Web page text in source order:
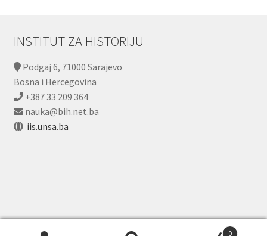
INSTITUT ZA HISTORIJU
Podgaj 6, 71000 Sarajevo
Bosna i Hercegovina
+387 33 209 364
nauka@bih.net.ba
iis.unsa.ba
0